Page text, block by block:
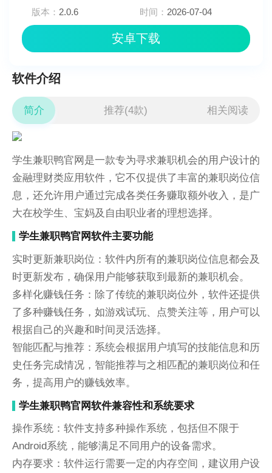
版本： 2.0.6 时间： 2026-07-04
安卓下载
软件介绍
简介 推荐(4款) 相关阅读
学生兼职鸭官网是一款专为寻求兼职机会的用户设计的
金融理财类应用软件，它不仅提供了丰富的兼职岗位信
息，还允许用户通过完成各类任务赚取额外收入，是广
大在校学生、宝妈及自由职业者的理想选择。
学生兼职鸭官网软件主要功能
实时更新兼职岗位：软件内所有的兼职岗位信息都会及
时更新发布，确保用户能够获取到最新的兼职机会。
多样化赚钱任务：除了传统的兼职岗位外，软件还提供
了多种赚钱任务，如游戏试玩、点赞关注等，用户可以
根据自己的兴趣和时间灵活选择。
智能匹配与推荐：系统会根据用户填写的技能信息和历
史任务完成情况，智能推荐与之相匹配的兼职岗位和任
务，提高用户的赚钱效率。
学生兼职鸭官网软件兼容性和系统要求
操作系统：软件支持多种操作系统，包括但不限于
Android系统，能够满足不同用户的设备需求。
内存要求：软件运行需要一定的内存空间，建议用户设